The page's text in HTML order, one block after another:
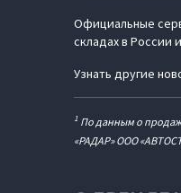
Официальные
складах в России
Узнать другие
1 По данным о
«РАДАР» ООО